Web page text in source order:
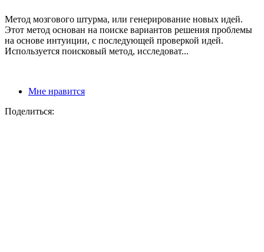
Метод мозгового штурма, или генерирование новых идей.
Этот метод основан на поиске вариантов решения проблемы
на основе интуиции, с последующей проверкой идей.
Используется поисковый метод, исследоват...
Мне нравится
Поделиться: